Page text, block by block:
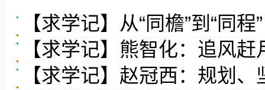
【求学记】从“同檐”到“同
【求学记】熊智化：追风
【求学记】赵冠西：规划